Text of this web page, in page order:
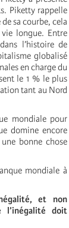
Piketty rappelle
sa courbe, cela
longue. Entre
l’histoire de
globalisé
en charge du
le 1 % le plus
tant au Nord
mondiale pour
domine encore
bonne chose
mondiale à
et non
l’inégalité doit